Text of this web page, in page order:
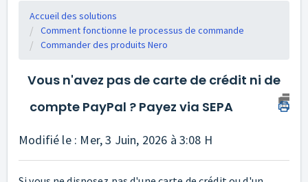
Accueil des solutions
Comment fonctionne le processus de commande
Commander des produits Nero
Vous n'avez pas de carte de crédit ni de
compte PayPal ? Payez via SEPA
Modifié le : Mer, 3 Juin, 2026 à 3:08 H